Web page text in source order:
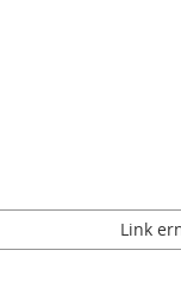
Link